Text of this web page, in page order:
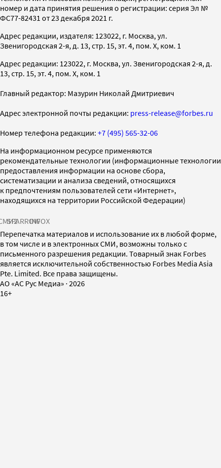
номер и дата принятия решения о регистрации: серия Эл №
ФС77-82431 от 23 декабря 2021 г.
Адрес редакции, издателя: 123022, г. Москва, ул.
Звенигородская 2-я, д. 13, стр. 15, эт. 4, пом. X, ком. 1
Адрес редакции: 123022, г. Москва, ул. Звенигородская 2-я, д.
13, стр. 15, эт. 4, пом. X, ком. 1
Главный редактор: Мазурин Николай Дмитриевич
Адрес электронной почты редакции: press-release@forbes.ru
Номер телефона редакции: +7 (495) 565-32-06
На информационном ресурсе применяются
рекомендательные технологии (информационные технологии
предоставления информации на основе сбора,
систематизации и анализа сведений, относящихся
к предпочтениям пользователей сети «Интернет»,
находящихся на территории Российской Федерации)
SPARROWINFOX
Перепечатка материалов и использование их в любой форме,
в том числе и в электронных СМИ, возможны только с
письменного разрешения редакции. Товарный знак Forbes
является исключительной собственностью Forbes Media Asia
Pte. Limited. Все права защищены.
AO «АС Рус Медиа» · 2026
16+